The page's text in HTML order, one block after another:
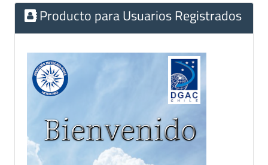
Producto para Usuarios Registrados